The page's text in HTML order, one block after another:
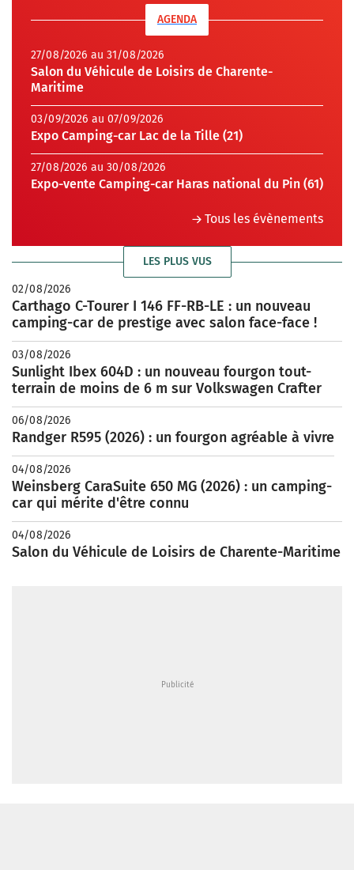
AGENDA
27/08/2026 au 31/08/2026
Salon du Véhicule de Loisirs de Charente-
Maritime
03/09/2026 au 07/09/2026
Expo Camping-car Lac de la Tille (21)
27/08/2026 au 30/08/2026
Expo-vente Camping-car Haras national du Pin (61)
Tous les évènements
LES PLUS VUS
02/08/2026
Carthago C-Tourer I 146 FF-RB-LE : un nouveau
camping-car de prestige avec salon face-face !
03/08/2026
Sunlight Ibex 604D : un nouveau fourgon tout-
terrain de moins de 6 m sur Volkswagen Crafter
06/08/2026
Randger R595 (2026) : un fourgon agréable à vivre
04/08/2026
Weinsberg CaraSuite 650 MG (2026) : un camping-
car qui mérite d'être connu
04/08/2026
Salon du Véhicule de Loisirs de Charente-Maritime